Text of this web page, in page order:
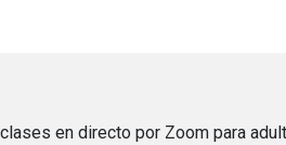
en directo por Zoom para